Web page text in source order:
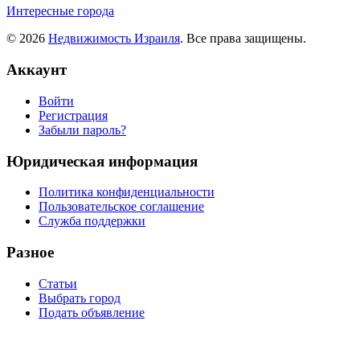
Интересные города
© 2026 Недвижимость Израиля. Все права защищены.
Аккаунт
Войти
Регистрация
Забыли пароль?
Юридическая информация
Политика конфиденциальности
Пользовательское соглашение
Служба поддержки
Разное
Статьи
Выбрать город
Подать объявление